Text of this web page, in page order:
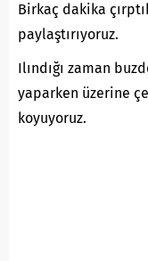
Birkaç dakika
paylaştırıyoruz.
Ilındığı zaman
yaparken üzerine
koyuyoruz.